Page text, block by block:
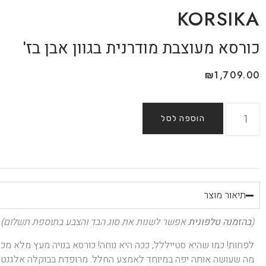
KORSIKA
כורסא מעוצבת מודרנית בגוון אבן בז'
₪1,709.00
הוספה לסל
תיאור מוצר
(בהזמנה טלפוניתאפשר לשנות את סוג הבד והצבע בתוספת תשלום)
לפחות! כמו שהיא סטייללל, ככה היא נוחה! כורסא בנויה מעץ מלא
מה שעושה אותה יפה במיוחד לאמצע החלל. מרופדת בבוקלה